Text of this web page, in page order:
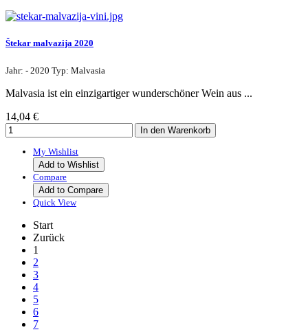
Štekar malvazija 2020
Jahr: - 2020 Typ: Malvasia
Malvasia ist ein einzigartiger wunderschöner Wein aus ...
14,04 €
My Wishlist
Add to Wishlist
Compare
Add to Compare
Quick View
Start
Zurück
1
2
3
4
5
6
7